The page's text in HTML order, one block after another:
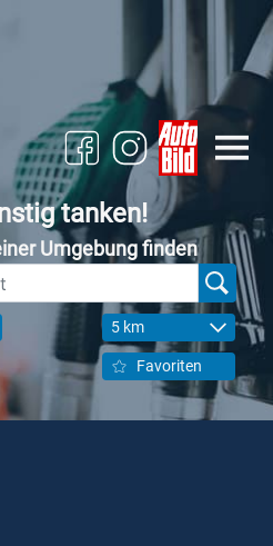
tanken!
Umgebung finden
5 km
Favoriten